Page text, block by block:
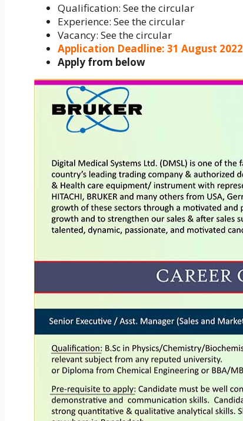
Qualification: See the circular
Experience: See the circular
Vacancy: See the circular
Application Deadline: 31 August 2022
Apply from below